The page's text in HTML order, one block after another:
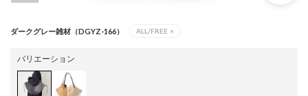
ダークグレー雑材（DGYZ-166） ALL/FREE ×
バリエーション